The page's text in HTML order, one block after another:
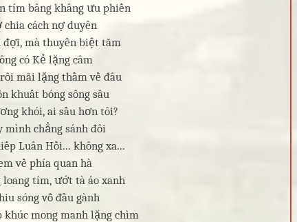
tím bâng khâng ưu phiền
cách nợ duyên
đợi, mà thuyền biệt tăm
có Kẻ lặng câm
mãi lặng thầm về đâu
khuất bóng sông sâu
khói, ai sầu hơn tôi?
mình chẳng sánh đôi
Luân Hồi... không xa...
về phía quan hà
loang tím, ướt tà áo xanh
sóng vỗ đầu gành
khúc mong manh lặng chìm